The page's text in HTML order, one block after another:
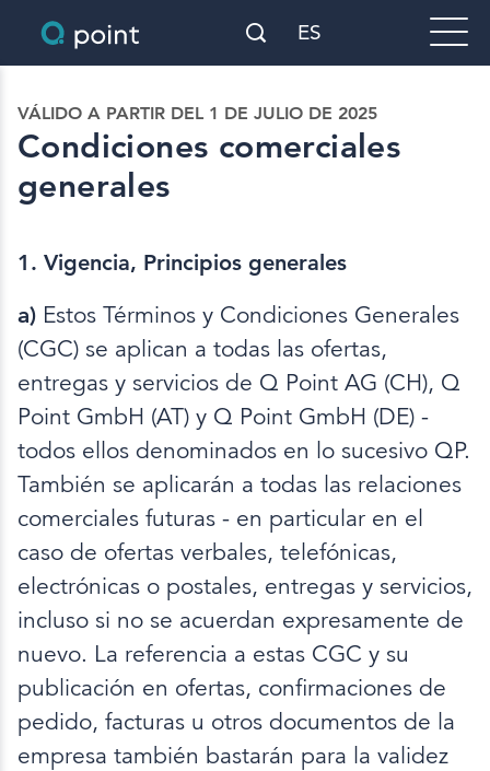
ES
VÁLIDO A PARTIR DEL 1 DE JULIO DE 2025
Condiciones comerciales
generales
1. Vigencia, Principios generales
a) Estos Términos y Condiciones Generales
(CGC) se aplican a todas las ofertas,
entregas y servicios de Q Point AG (CH), Q
Point GmbH (AT) y Q Point GmbH (DE) -
todos ellos denominados en lo sucesivo QP.
También se aplicarán a todas las relaciones
comerciales futuras - en particular en el
caso de ofertas verbales, telefónicas,
electrónicas o postales, entregas y servicios,
incluso si no se acuerdan expresamente de
nuevo. La referencia a estas CGC y su
publicación en ofertas, confirmaciones de
pedido, facturas u otros documentos de la
empresa también bastarán para la validez